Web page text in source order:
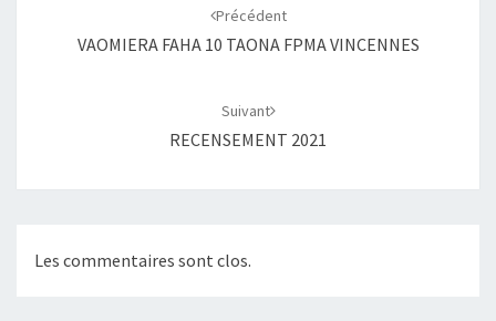
Précédent
VAOMIERA FAHA 10 TAONA FPMA VINCENNES
Suivant
RECENSEMENT 2021
Les commentaires sont clos.